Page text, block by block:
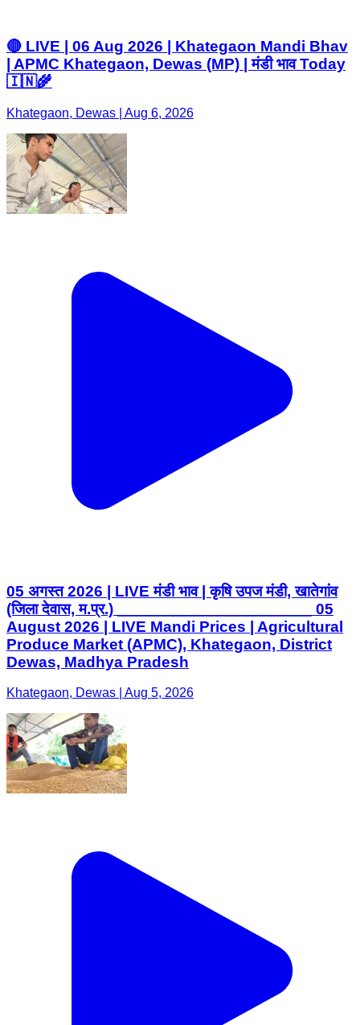
🔴 LIVE | 06 Aug 2026 | Khategaon Mandi Bhav
| APMC Khategaon, Dewas (MP) | मंडी भाव Today
🇮🇳🌾
Khategaon, Dewas | Aug 6, 2026
05 अगस्त 2026 | LIVE मंडी भाव | कृषि उपज मंडी, खातेगांव
(जिला देवास, म.प्र.) ______________________ 05
August 2026 | LIVE Mandi Prices | Agricultural
Produce Market (APMC), Khategaon, District
Dewas, Madhya Pradesh
Khategaon, Dewas | Aug 5, 2026